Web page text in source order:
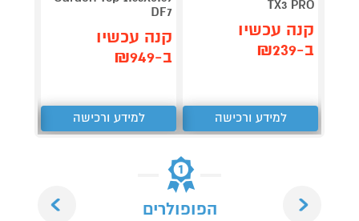
TX3 PRO
קנה עכשיו
ב-₪239
למידע ורכישה
DF7
קנה עכשיו
ב-₪949
למידע ורכישה
הפופולרים